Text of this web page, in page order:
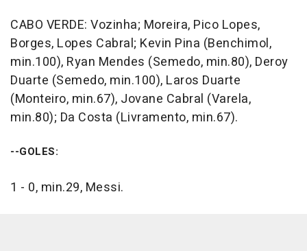
CABO VERDE: Vozinha; Moreira, Pico Lopes,
Borges, Lopes Cabral; Kevin Pina (Benchimol,
min.100), Ryan Mendes (Semedo, min.80), Deroy
Duarte (Semedo, min.100), Laros Duarte
(Monteiro, min.67), Jovane Cabral (Varela,
min.80); Da Costa (Livramento, min.67).
--GOLES:
1 - 0, min.29, Messi.